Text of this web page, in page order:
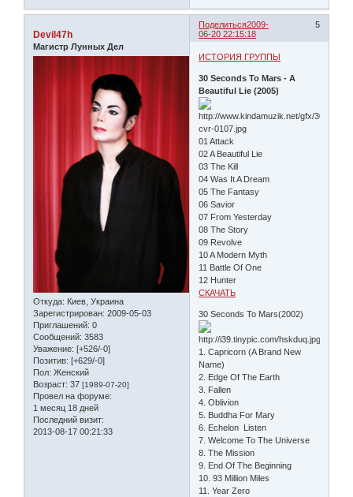
Поделиться 5
2009-
06-20 22:15:18
Devil47h
Магистр Лунных Дел
Откуда: Киев, Украина
Зарегистрирован: 2009-05-03
Приглашений: 0
Сообщений: 3583
Уважение: [+526/-0]
Позитив: [+629/-0]
Пол: Женский
Возраст: 37 [1989-07-20]
Провел на форуме:
1 месяц 18 дней
Последний визит:
2013-08-17 00:21:33
ИСТОРИЯ ГРУППЫ
30 Seconds To Mars - A
Beautiful Lie (2005)
01 Attack
02 A Beautiful Lie
03 The Kill
04 Was It A Dream
05 The Fantasy
06 Savior
07 From Yesterday
08 The Story
09 Revolve
10 A Modern Myth
11 Battle Of One
12 Hunter
СКАЧАТЬ
30 Seconds To Mars(2002)
1. Capricorn (A Brand New
Name)
2. Edge Of The Earth
3. Fallen
4. Oblivion
5. Buddha For Mary
6. Echelon Listen
7. Welcome To The Universe
8. The Mission
9. End Of The Beginning
10. 93 Million Miles
11. Year Zero